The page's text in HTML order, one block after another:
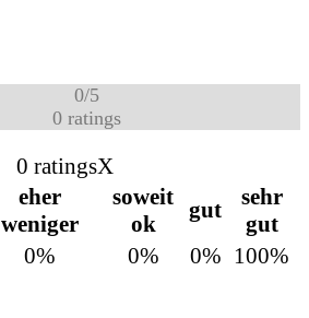
0/5
0ratings
0 ratingsX
eher
weniger
soweit
ok
gut
sehr
gut
0% 0% 0% 100%